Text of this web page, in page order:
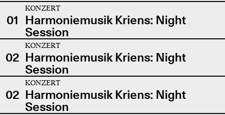
01
KONZERT
Harmoniemusik Kriens: Night
Session
02
KONZERT
Harmoniemusik Kriens: Night
Session
02
KONZERT
Harmoniemusik Kriens: Night
Session